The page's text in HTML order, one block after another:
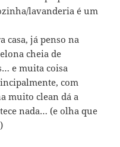
lavanderia é um
já penso na
cheia de
e muita coisa
com
muito clean dá a
nada… (e olha que